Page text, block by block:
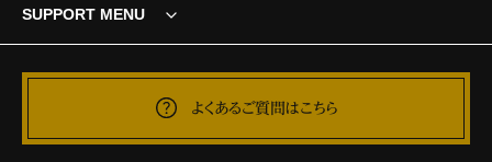
SUPPORT MENU
よくあるご質問はこちら